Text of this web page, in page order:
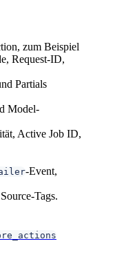
zum Beispiel
Request-ID,
Partials
Model-
Active Job ID,
-Event,
Tags.